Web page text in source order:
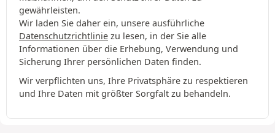
gewährleisten.
Wir laden Sie daher ein, unsere ausführliche
Datenschutzrichtlinie zu lesen, in der Sie alle
Informationen über die Erhebung, Verwendung und
Sicherung Ihrer persönlichen Daten finden.
Wir verpflichten uns, Ihre Privatsphäre zu respektieren
und Ihre Daten mit größter Sorgfalt zu behandeln.